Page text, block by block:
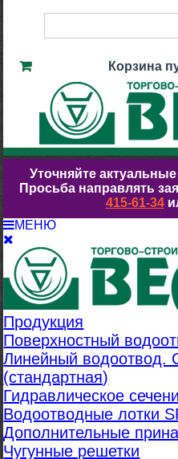
Корзина
Уточняйте
Просьба направлять
415-61-34
МЕНЮ
Продукция
Поверхностный
Линейный водоотвод.
(стандартная)
Гидравлическое
Водоотводные лотки
Дополнительные
Чугунные решетки